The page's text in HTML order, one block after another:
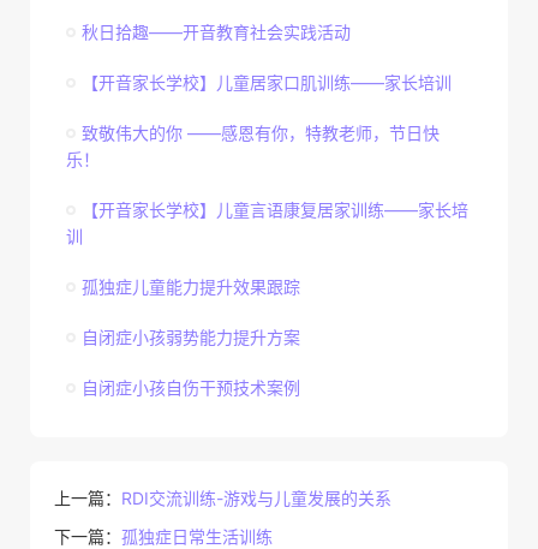
秋日拾趣——开音教育社会实践活动
【开音家长学校】儿童居家口肌训练——家长培训
致敬伟大的你 ——感恩有你，特教老师，节日快
乐！
【开音家长学校】儿童言语康复居家训练——家长培
训
孤独症儿童能力提升效果跟踪
自闭症小孩弱势能力提升方案
自闭症小孩自伤干预技术案例
上一篇： RDI交流训练-游戏与儿童发展的关系
下一篇： 孤独症日常生活训练